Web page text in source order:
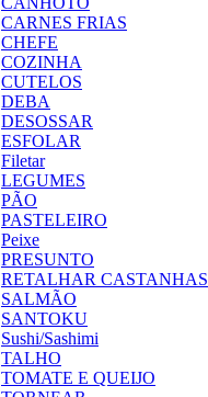
CARNES FRIAS
CHEFE
COZINHA
CUTELOS
DEBA
DESOSSAR
ESFOLAR
Filetar
LEGUMES
PÃO
PASTELEIRO
Peixe
PRESUNTO
RETALHAR CASTANHAS
SALMÃO
SANTOKU
Sushi/Sashimi
TALHO
TOMATE E QUEIJO